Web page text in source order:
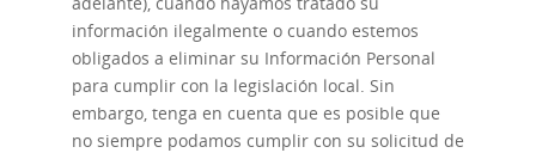
información ilegalmente o cuando estemos
obligados a eliminar su Información Personal
para cumplir con la legislación local. Sin
embargo, tenga en cuenta que es posible que
no siempre podamos cumplir con su solicitud de